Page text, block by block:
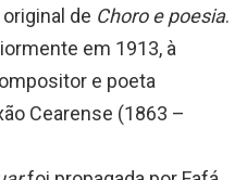
de Choro e poesia.
em 1913, à
e poeta
Cearense (1863 –